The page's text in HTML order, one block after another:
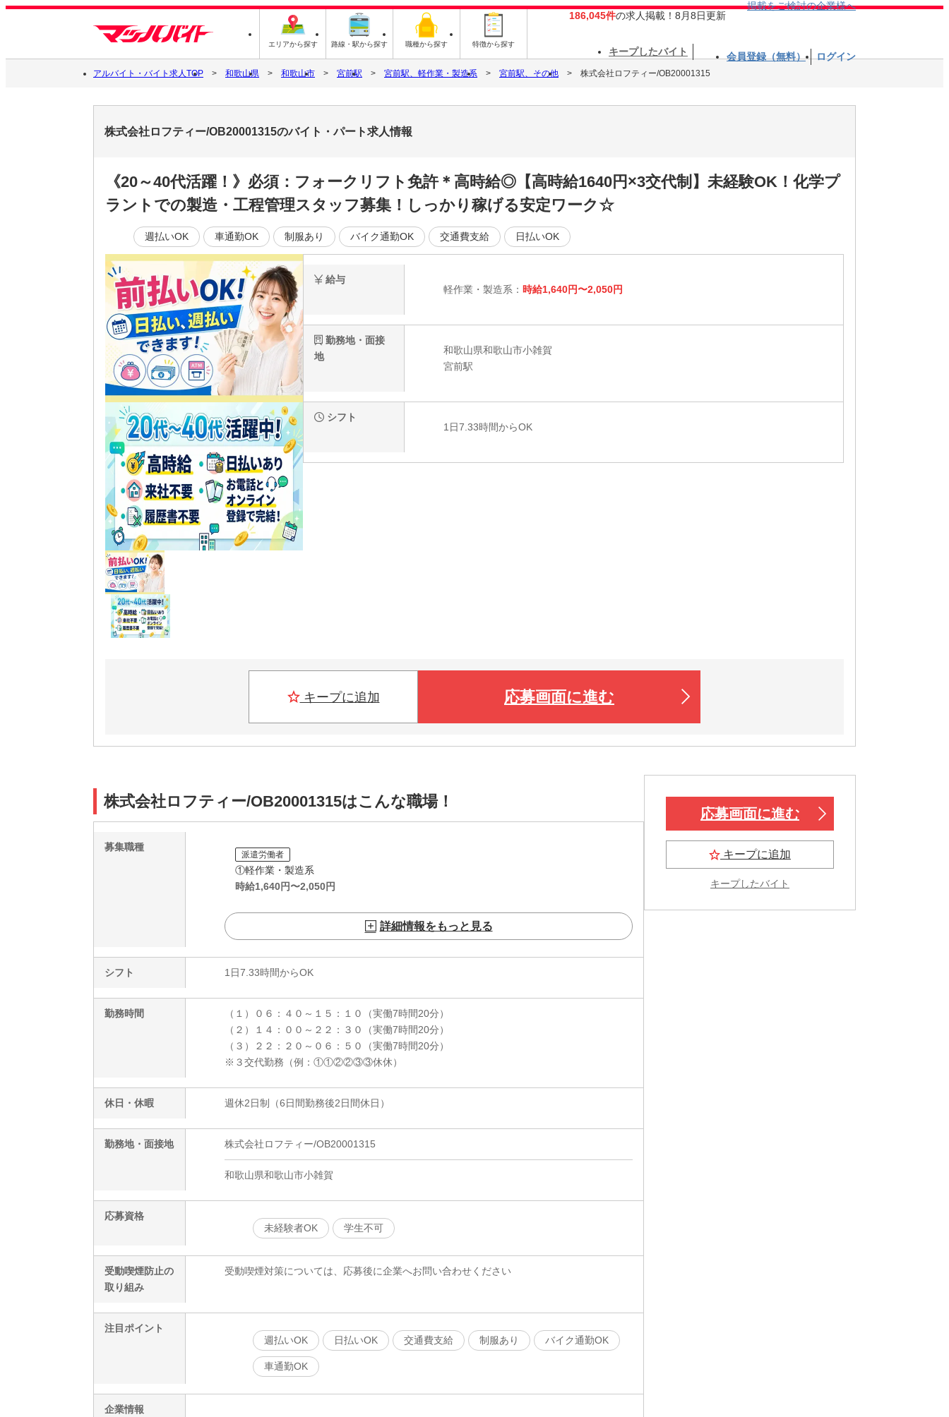
エリアから探す 路線・駅から探す 職種から探す 特徴から探す
186,045件の求人掲載！8月8日更新
掲載をご検討の企業様へ
キープしたバイト 会員登録（無料） ログイン
アルバイト・バイト求人TOP 和歌山県 和歌山市 宮前駅 宮前駅、軽作業・製造系 宮前駅、その他 株式会社ロフティー/OB20001315
株式会社ロフティー/OB20001315のバイト・パート求人情報
《20～40代活躍！》必須：フォークリフト免許＊高時給◎【高時給1640円×3交代制】未経験OK！化学プ
ラントでの製造・工程管理スタッフ募集！しっかり稼げる安定ワーク☆
週払いOK 車通勤OK 制服あり バイク通勤OK 交通費支給 日払いOK
給与
軽作業・製造系： 時給1,640円〜2,050円
勤務地・面接
地
和歌山県和歌山市小雑賀
宮前駅
シフト
1日7.33時間からOK
キープに追加 応募画面に進む
株式会社ロフティー/OB20001315はこんな職場！
募集職種
派遣労働者
①軽作業・製造系
時給1,640円〜2,050円
詳細情報をもっと見る
シフト 1日7.33時間からOK
勤務時間
（１）０６：４０～１５：１０（実働7時間20分）
（２）１４：００～２２：３０（実働7時間20分）
（３）２２：２０～０６：５０（実働7時間20分）
※３交代勤務（例：①①②②③③休休）
休日・休暇 週休2日制（6日間勤務後2日間休日）
勤務地・面接地 株式会社ロフティー/OB20001315
和歌山県和歌山市小雑賀
応募資格
未経験者OK
学生不可
受動喫煙防止の
取り組み
受動喫煙対策については、応募後に企業へお問い合わせください
注目ポイント
週払いOK
日払いOK 交通費支給 制服あり バイク通勤OK
車通勤OK
企業情報
応募画面に進む
キープに追加
キープしたバイト